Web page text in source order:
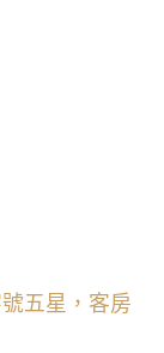
五星，客房